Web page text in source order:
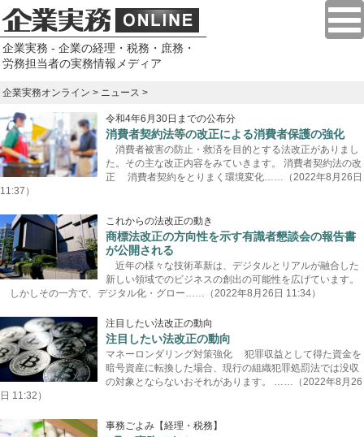
企業実務 - 企業の経理・税務・庶務・
労務担当者の実務情報メディア
企業実務オンライン > ニュース >
令和4年6月30日までの公布分
消費者契約法等の改正による消費者保護の強化
消費者被害の防止・救済を目的とする法改正がありまし
た。その主な改正内容をみていきます。 消費者契約法の改
正 消費者契約をとりまく環境変化……（2022年8月26日
11:37）
これからの法改正の動き
商標法改正の方向性を示す有識者懇談会の報告書
が公開される
近年の様々な技術革新は、デジタルとリアルが融合した
新しい領域でのビジネスの創出の可能性を広げています。
しかしその一方で、デジタル化・グロー……（2022年8月26日 11:34）
注目したい法改正の動向
注目したい法改正の動向
マネーロンダリング対策強化 犯罪収益として得た資金を
暗号資産に転換した場合、現行の組織犯罪処罰法では没収
の対象とならないおそれがあります。 ……（2022年8月26
日 11:32）
事務ごよみ【経理・税務】